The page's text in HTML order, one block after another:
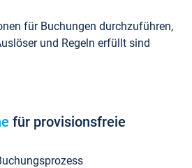
für Buchungen durchzuführen,
und Regeln erfüllt sind
für provisionsfreie